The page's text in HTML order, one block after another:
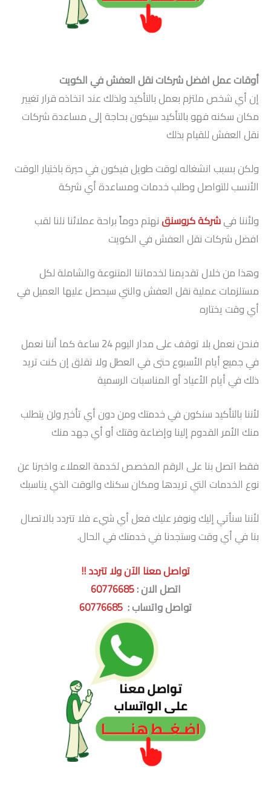
أوقات عمل افضل شركات نقل العفش في الكويت
إن أي شخص ملتزم بعمل بالتأكيد ولذلك عند اتخاذه قرار تغيير
مكان سكنه فهو بالتأكيد سيكون بحاجة إلى مساعدة شركات
نقل العفش للقيام بذلك
ولكن بسبب انشغاله لوقت طويل فيكون في حيرة باختيار الوقت
الأنسب للتواصل وطلب خدمات ومساعدة أي شركة
ولأننا فيشركة كروسنقنهتم دوماً براحة عملائنا نلنا لقب
افضل شركات نقل العفش في الكويت
وهذا من خلال تقديمنا لخدماتنا المتنوعة والشاملة لكل
مستلزمات عملية نقل العفش والتي سيحصل عليها العميل في
أي وقت يختاره
فنحن نعمل بلا توقف على مدار اليوم 24 ساعة كما أننا نعمل
في جميع أيام الأسبوع حتى في العطل ولا تقلق إن كنت تريد
ذلك في أيام الأعياد أو المناسبات الرسمية
لأننا بالتأكيد سنكون في خدمتك ومن دون أي تأخير ولن يتطلب
منك الأمر القدوم إلينا وإضاعة وقتك أو أي جهد منك
فقط اتصل بنا على الرقم المخصص لخدمة العملاء واخبرنا عن
نوع الخدمات التي تريدها ومكان سكنك والوقت الذي يناسبك
لأننا سنأتي إليك ونوفر عليك فعل أي شيء فلا تتردد بالاتصال
بنا في أي وقت وستجدنا في خدمتك في الحال.
تواصل معنا الآن ولا تتردد !!
اتصل الان :60776685
تواصل واتساب :